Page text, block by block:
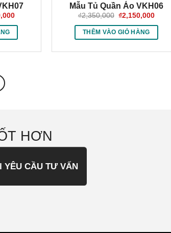
Giá
tại
Mẫu Tủ Quần Áo VKH06
₫2,350,000 Giá
là:
₫2,350,000.
₫2,150,000Giá
tại
THÊM VÀO GIỎ HÀNG
HƠN
YÊU CẦU TƯ VẤN